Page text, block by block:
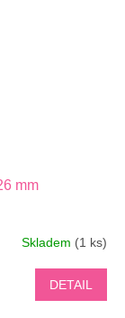
mm
Skladem (1 ks)
DETAIL